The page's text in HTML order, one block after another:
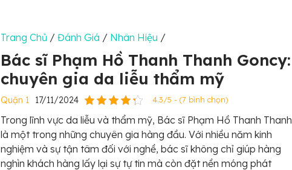
Trang Chủ /Đánh Giá / Nhân Hiệu /
Bác sĩ Phạm Hồ Thanh Thanh Goncy:
chuyên gia da liễu thẩm mỹ
Quận 1 17/11/2024 4.3/5 - (7 bình chọn)
Trong lĩnh vực da liễu và thẩm mỹ, Bác sĩ Phạm Hồ Thanh Thanh
là một trong những chuyên gia hàng đầu. Với nhiều năm kinh
nghiệm và sự tận tâm đối với nghề, bác sĩ không chỉ giúp hàng
nghìn khách hàng lấy lại sự tự tin mà còn đặt nền móng phát